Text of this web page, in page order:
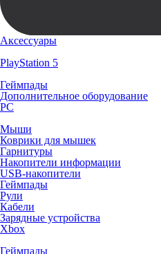
Аксессуары
PlayStation 5
Геймпады
Дополнительное оборудование
PC
Мыши
Коврики для мышек
Гарнитуры
Накопители информации
USB-накопители
Геймпады
Рули
Кабели
Зарядные устройства
Xbox
Геймпады